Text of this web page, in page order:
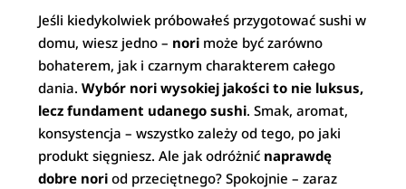
Jeśli kiedykolwiek próbowałeś przygotować sushi w
domu, wiesz jedno – nori może być zarówno
bohaterem, jak i czarnym charakterem całego
dania.Wybór nori wysokiej jakości to nie luksus,
lecz fundament udanego sushi. Smak, aromat,
konsystencja – wszystko zależy od tego, po jaki
produkt sięgniesz. Ale jak odróżnić naprawdę
dobre nori od przeciętnego? Spokojnie – zaraz